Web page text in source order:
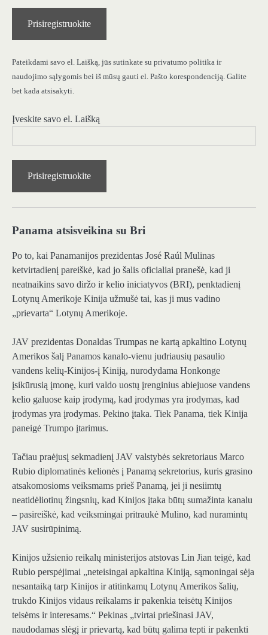
Prisiregistruokite
Pateikdami savo el. Laišką, jūs sutinkate su privatumo politika ir
naudojimo sąlygomis bei iš mūsų gauti el. Pašto korespondenciją. Galite
bet kada atsisakyti.
Įveskite savo el. Laišką
Prisiregistruokite
Panama atsisveikina su Bri
Po to, kai Panamanijos prezidentas José Raúl Mulinas
ketvirtadienį pareiškė, kad jo šalis oficialiai pranešė, kad ji
neatnaikins savo diržo ir kelio iniciatyvos (BRI), penktadienį
Lotynų Amerikoje Kinija užmušė tai, kas ji mus vadino
„prievarta“ Lotynų Amerikoje.
JAV prezidentas Donaldas Trumpas ne kartą apkaltino Lotynų
Amerikos šalį Panamos kanalo-vienu judriausių pasaulio
vandens kelių-Kinijos-į Kiniją, nurodydama Honkonge
įsikūrusią įmonę, kuri valdo uostų įrenginius abiejuose vandens
kelio galuose kaip įrodymą, kad įrodymas yra įrodymas, kad
įrodymas yra įrodymas. Pekino įtaka. Tiek Panama, tiek Kinija
paneigė Trumpo įtarimus.
Tačiau praėjusį sekmadienį JAV valstybės sekretoriaus Marco
Rubio diplomatinės kelionės į Panamą sekretorius, kuris grasino
atsakomosioms veiksmams prieš Panamą, jei ji nesiimtų
neatidėliotinų žingsnių, kad Kinijos įtaka būtų sumažinta kanalu
– pasireiškė, kad veiksmingai pritraukė Mulino, kad nuramintų
JAV susirūpinimą.
Kinijos užsienio reikalų ministerijos atstovas Lin Jian teigė, kad
Rubio perspėjimai „neteisingai apkaltina Kiniją, sąmoningai sėja
nesantaiką tarp Kinijos ir atitinkamų Lotynų Amerikos šalių,
trukdo Kinijos vidaus reikalams ir pakenkia teisėtų Kinijos
teisėms ir interesams.“ Pekinas „tvirtai priešinasi JAV,
naudodamas slėgį ir prievartą, kad būtų galima tepti ir pakenkti